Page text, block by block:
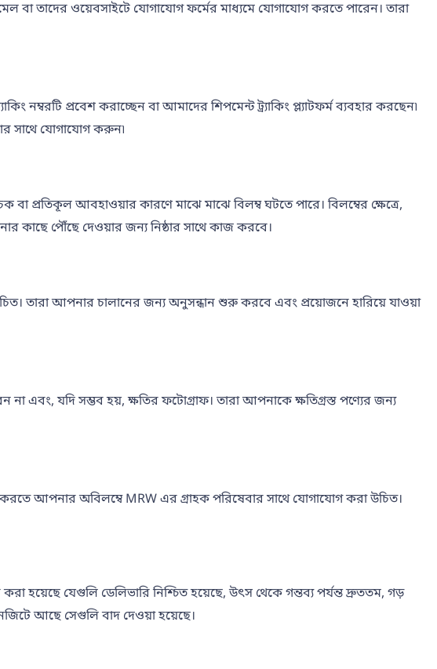
তাদের ওয়েবসাইটে যোগাযোগ ফর্মের মাধ্যমে যোগাযোগ করতে পারেন। তারা
প্রবেশ করাচ্ছেন বা আমাদের শিপমেন্ট ট্র্যাকিং প্ল্যাটফর্ম ব্যবহার করছেন৷
সাথে যোগাযোগ করুন৷
প্রতিকূল আবহাওয়ার কারণে মাঝে মাঝে বিলম্ব ঘটতে পারে। বিলম্বের ক্ষেত্রে,
পৌঁছে দেওয়ার জন্য নিষ্ঠার সাথে কাজ করবে।
তারা আপনার চালানের জন্য অনুসন্ধান শুরু করবে এবং প্রয়োজনে হারিয়ে যাওয়া
এবং, যদি সম্ভব হয়, ক্ষতির ফটোগ্রাফ। তারা আপনাকে ক্ষতিগ্রস্ত পণ্যের জন্য
আপনার অবিলম্বে MRW এর গ্রাহক পরিষেবার সাথে যোগাযোগ করা উচিত।
হয়েছে যেগুলি ডেলিভারি নিশ্চিত হয়েছে, উৎস থেকে গন্তব্য পর্যন্ত দ্রুততম, গড়
আছে সেগুলি বাদ দেওয়া হয়েছে।